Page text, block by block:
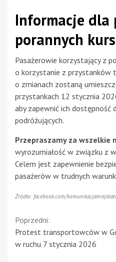
Informacje dla
porannych
Pasażerowie korzystający z
o korzystanie z przystanków
o zmianach zostaną
przystankach 12 stycznia
aby zapewnić ich dostępność
podróżujących.
Przepraszamy za wszelkie
wyrozumiałość w związku z
Celem jest zapewnienie
pasażerów w trudnych
Źródło: facebook.com/
Continue
Reading
Poprzedni:
Protest transportowców w
w ruchu 7 stycznia 2026